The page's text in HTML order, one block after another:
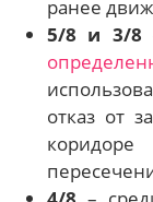
ранее
5/8 и 3/8
отказ от